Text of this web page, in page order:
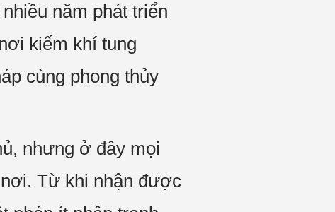
năm phát triển
kiếm khí tung
cùng phong thủy
nhưng ở đây mọi
Từ khi nhận được